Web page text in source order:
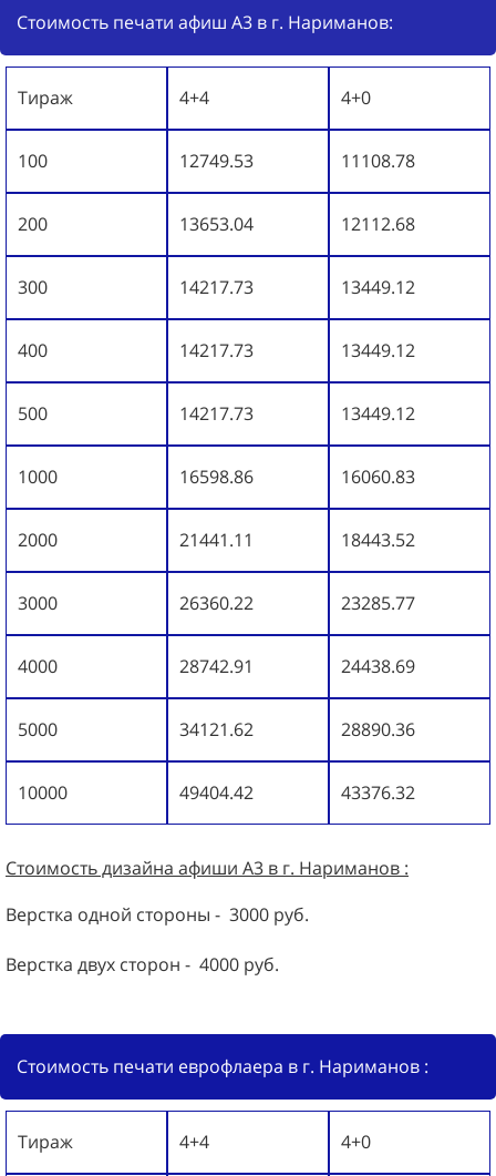
Стоимость печати афиш А3 в г. Нариманов:
Тираж 4+4 4+0
100 12749.53 11108.78
200 13653.04 12112.68
300 14217.73 13449.12
400 14217.73 13449.12
500 14217.73 13449.12
1000 16598.86 16060.83
2000 21441.11 18443.52
3000 26360.22 23285.77
4000 28742.91 24438.69
5000 34121.62 28890.36
10000 49404.42 43376.32
Стоимость дизайна афиши А3 в г. Нариманов :
Верстка одной стороны - 3000 руб.
Верстка двух сторон - 4000 руб.
Стоимость печати еврофлаера в г. Нариманов :
Тираж 4+4 4+0